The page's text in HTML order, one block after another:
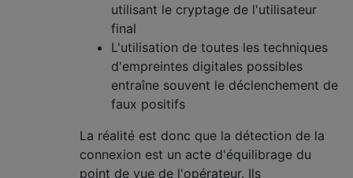
utilisant le cryptage de l'utilisateur
final
L'utilisation de toutes les techniques
d'empreintes digitales possibles
entraîne souvent le déclenchement de
faux positifs
La réalité est donc que la détection de la
connexion est un acte d'équilibrage du
point de vue de l'opérateur. Ils